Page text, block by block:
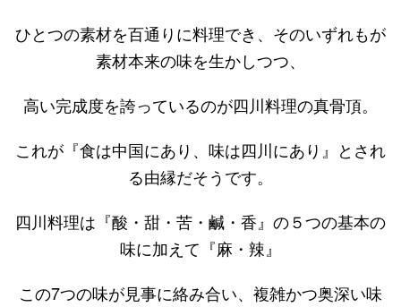
ひとつの素材を百通りに料理でき、そのいずれもが
素材本来の味を生かしつつ、
高い完成度を誇っているのが四川料理の真骨頂。
これが『食は中国にあり、味は四川にあり』とされ
る由縁だそうです。
四川料理は『酸・甜・苦・鹹・香』の５つの基本の
味に加えて『麻・辣』
この7つの味が見事に絡み合い、複雑かつ奥深い味